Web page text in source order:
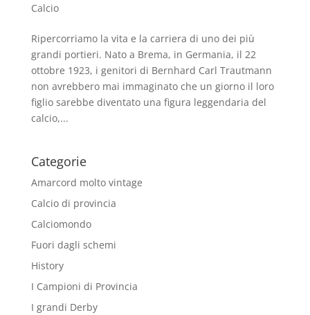
Calcio
Ripercorriamo la vita e la carriera di uno dei più
grandi portieri. Nato a Brema, in Germania, il 22
ottobre 1923, i genitori di Bernhard Carl Trautmann
non avrebbero mai immaginato che un giorno il loro
figlio sarebbe diventato una figura leggendaria del
calcio,...
Categorie
Amarcord molto vintage
Calcio di provincia
Calciomondo
Fuori dagli schemi
History
I Campioni di Provincia
I grandi Derby